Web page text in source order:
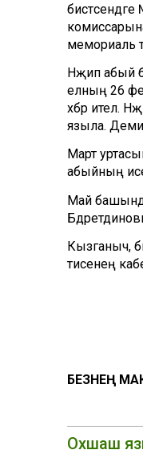
мемориаль
Нәҗип абый
елның 26
хәбәр
языла.
Март
абыйның
Май
Кызганыч,
әтисенең
БЕЗНЕҢ
Охшаш